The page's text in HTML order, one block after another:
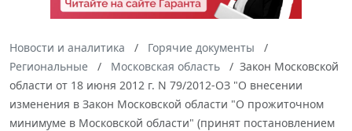
Новости и аналитика
Горячие документы
Региональные
Московская область
Закон Московской
области от 18 июня 2012 г. N 79/2012-ОЗ "О внесении
изменения в Закон Московской области "О прожиточном
минимуме в Московской области" (принят постановлением